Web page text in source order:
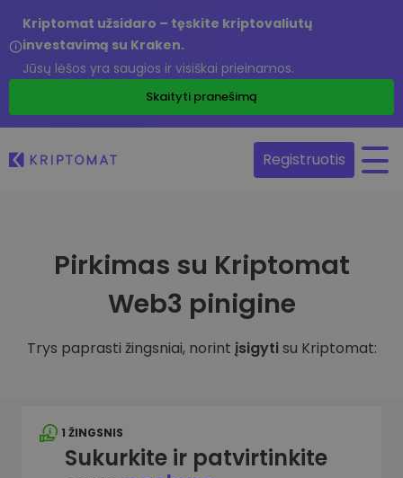
Kriptomat užsidaro – tęskite kriptovaliutų
investavimą su Kraken.
Jūsų lėšos yra saugios ir visiškai prieinamos.
Skaityti pranešimą
Registruotis
Pirkimas su Kriptomat
Web3 pinigine
Trys paprasti žingsniai, norint įsigytisu Kriptomat:
1 ŽINGSNIS
Sukurkite ir patvirtinkite